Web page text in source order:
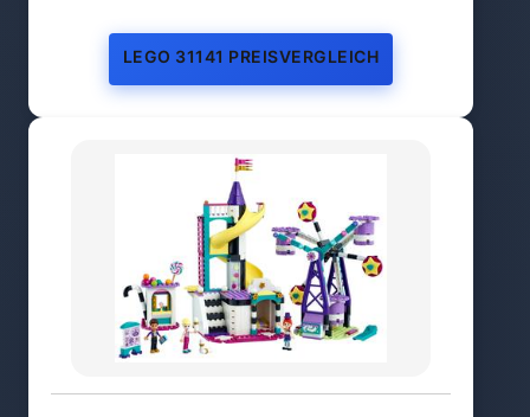
LEGO 31141 PREISVERGLEICH